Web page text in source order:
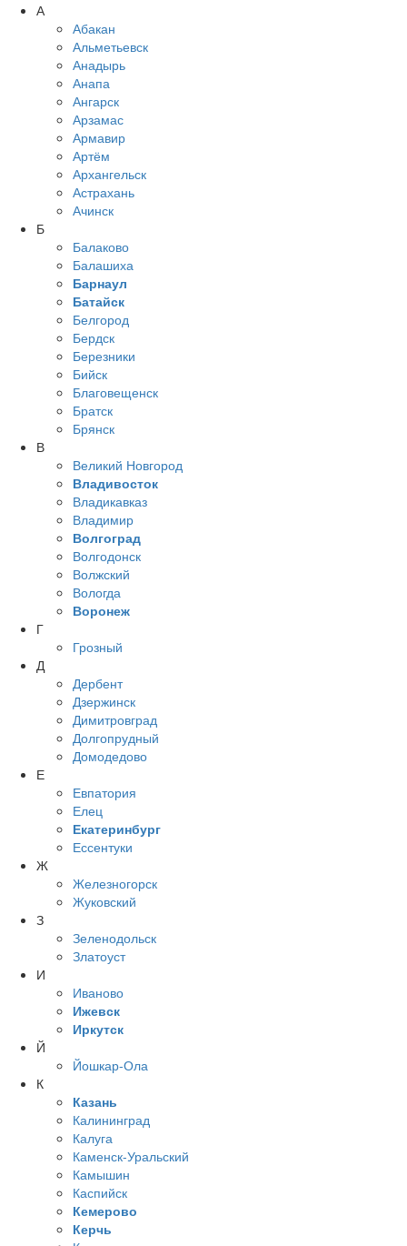
А
Абакан
Альметьевск
Анадырь
Анапа
Ангарск
Арзамас
Армавир
Артём
Архангельск
Астрахань
Ачинск
Б
Балаково
Балашиха
Барнаул
Батайск
Белгород
Бердск
Березники
Бийск
Благовещенск
Братск
Брянск
В
Великий Новгород
Владивосток
Владикавказ
Владимир
Волгоград
Волгодонск
Волжский
Вологда
Воронеж
Г
Грозный
Д
Дербент
Дзержинск
Димитровград
Долгопрудный
Домодедово
Е
Евпатория
Елец
Екатеринбург
Ессентуки
Ж
Железногорск
Жуковский
З
Зеленодольск
Златоуст
И
Иваново
Ижевск
Иркутск
Й
Йошкар-Ола
К
Казань
Калининград
Калуга
Каменск-Уральский
Камышин
Каспийск
Кемерово
Керчь